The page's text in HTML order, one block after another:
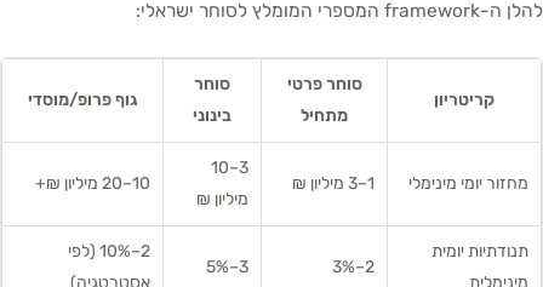
להלן ה-framework המספרי המומלץ לסוחר ישראלי:
קריטריון
סוחר פרטי
מתחיל
סוחר
בינוני
גוף פרופ/מוסדי
מחזור יומי מינימלי 1–3 מיליון ₪
3–10
מיליון ₪
10–20 מיליון ₪+
תנודתיות יומית
מינימלית
2–3%
3–5%
2–10% (לפי
אסטרטגיה)